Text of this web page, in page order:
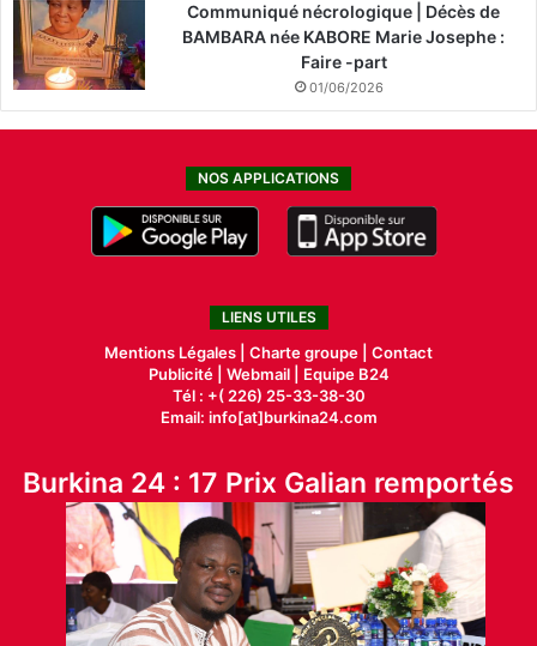
Communiqué nécrologique | Décès de
BAMBARA née KABORE Marie Josephe :
Faire -part
01/06/2026
NOS APPLICATIONS
LIENS UTILES
Mentions Légales | Charte groupe | Contact
Publicité| Webmail |
Equipe B24
Tél : +( 226) 25-33-38-30
Email: info[at]burkina24.com
Burkina 24 : 17 Prix Galian remportés